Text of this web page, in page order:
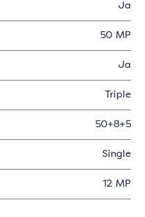
Ja
50 MP
Ja
Triple
50+8+5
Single
12 MP